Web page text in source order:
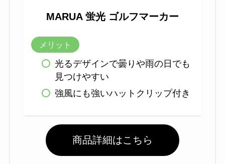
MARUA 蛍光 ゴルフマーカー
メリット
光るデザインで曇りや雨の日でも
見つけやすい
強風にも強いハットクリップ付き
商品詳細はこちら